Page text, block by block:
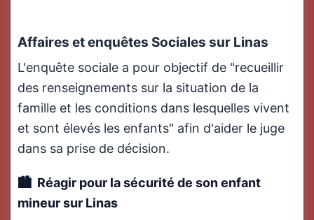
Affaires et enquêtes Sociales sur Linas
L'enquête sociale a pour objectif de "recueillir
des renseignements sur la situation de la
famille et les conditions dans lesquelles vivent
et sont élevés les enfants" afin d'aider le juge
dans sa prise de décision.
Réagir pour la sécurité de son enfant
mineur sur Linas